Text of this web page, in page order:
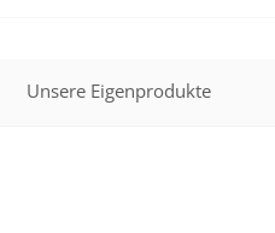
Unsere Eigenprodukte